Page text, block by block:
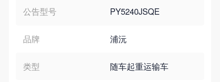
个性化私人定制
公告型号 PY5240JSQE
品牌 浦沅
类型 随车起重运输车